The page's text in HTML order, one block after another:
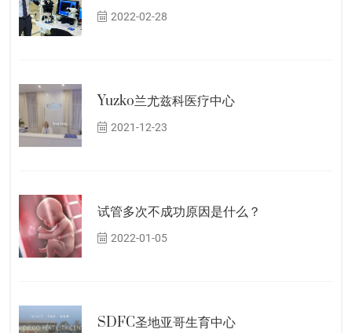
2022-02-28
Yuzko兰尤兹科医疗中心
2021-12-23
试管多次不成功原因是什么？
2022-01-05
SDFC圣地亚哥生育中心